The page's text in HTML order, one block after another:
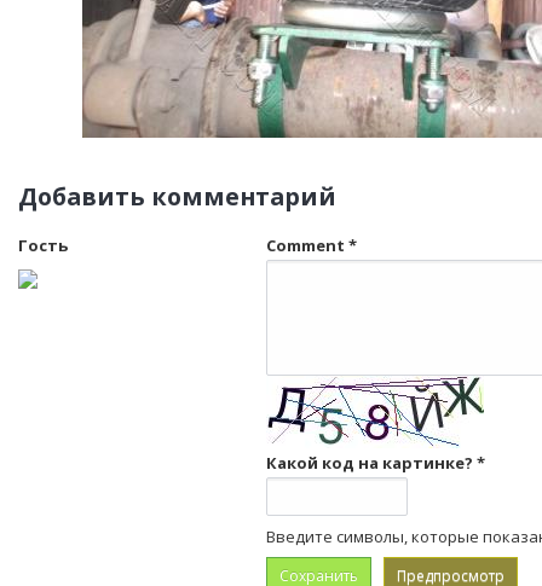
Добавить комментарий
Гость Comment *
Какой код на картинке? *
Введите символы, которые